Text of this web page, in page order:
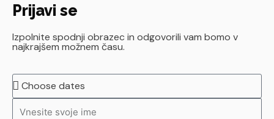
Prijavi se
Izpolnite spodnji obrazec in odgovorili vam bomo v
najkrajšem možnem času.
Termin